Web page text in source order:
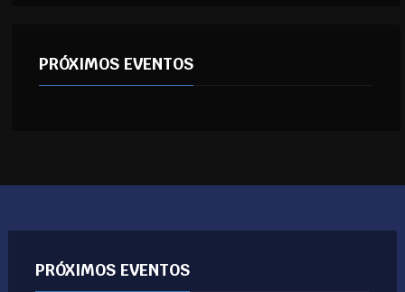
PRÓXIMOS EVENTOS
PRÓXIMOS EVENTOS